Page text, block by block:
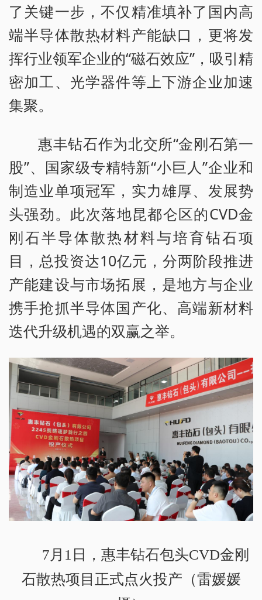
了关键一步，不仅精准填补了国内高
端半导体散热材料产能缺口，更将发
挥行业领军企业的“磁石效应”，吸引精
密加工、光学器件等上下游企业加速
集聚。
惠丰钻石作为北交所“金刚石第一
股”、国家级专精特新“小巨人”企业和
制造业单项冠军，实力雄厚、发展势
头强劲。此次落地昆都仑区的CVD金
刚石半导体散热材料与培育钻石项
目，总投资达10亿元，分两阶段推进
产能建设与市场拓展，是地方与企业
携手抢抓半导体国产化、高端新材料
迭代升级机遇的双赢之举。
7月1日，惠丰钻石包头CVD金刚
石散热项目正式点火投产（雷媛媛